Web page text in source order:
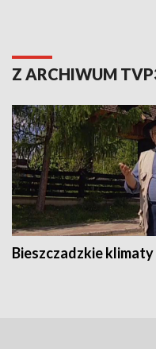
Z ARCHIWUM
Bieszczadzkie klimaty